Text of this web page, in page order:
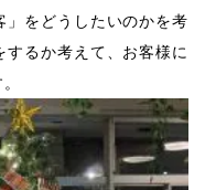
をどうしたいのかを考
るか考えて、お客様に